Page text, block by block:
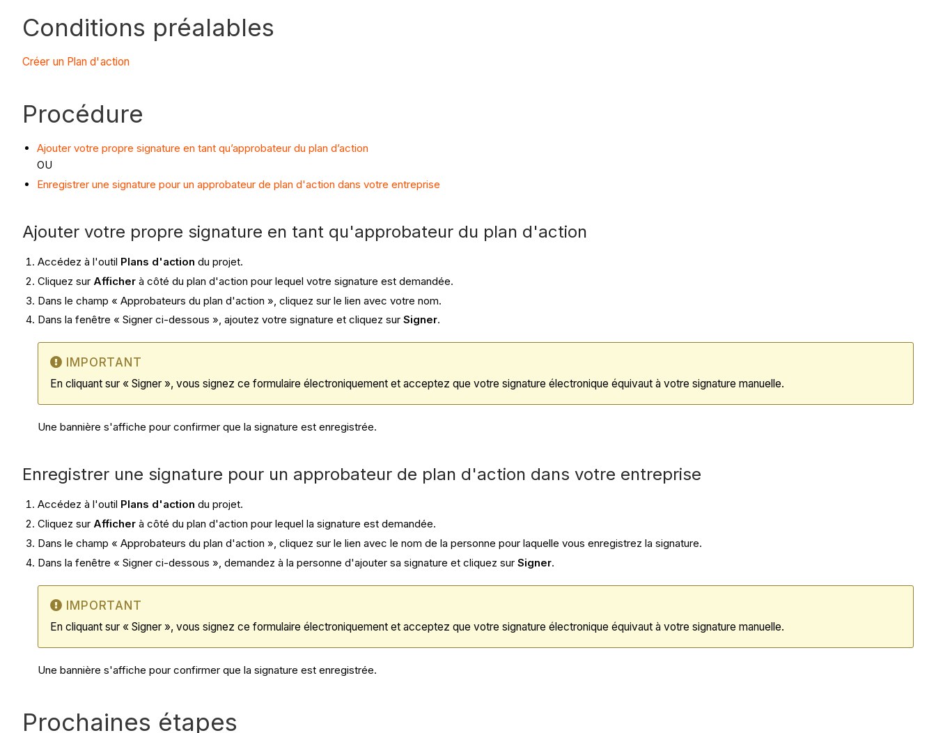
Conditions préalables
Créer un Plan d'action
Procédure
Ajouter votre propre signature en tant qu’approbateur du plan d’action
OU
Enregistrer une signature pour un approbateur de plan d'action dans votre entreprise
Ajouter votre propre signature en tant qu'approbateur du plan d'action
Accédez à l'outil Plans d'action du projet.
Cliquez sur Afficher à côté du plan d'action pour lequel votre signature est demandée.
Dans le champ « Approbateurs du plan d'action », cliquez sur le lien avec votre nom.
Dans la fenêtre « Signer ci-dessous », ajoutez votre signature et cliquez surSigner.
IMPORTANT
En cliquant sur « Signer », vous signez ce formulaire électroniquement et acceptez que votre signature électronique équivaut à votre signature manuelle.
Une bannière s'affiche pour confirmer que la signature est enregistrée.
Enregistrer une signature pour un approbateur de plan d'action dans votre entreprise
Accédez à l'outil Plans d'action du projet.
Cliquez sur Afficher à côté du plan d'action pour lequel la signature est demandée.
Dans le champ « Approbateurs du plan d'action », cliquez sur le lien avec le nom de la personne pour laquelle vous enregistrez la signature.
Dans la fenêtre « Signer ci-dessous », demandez à la personne d'ajouter sa signature et cliquez surSigner.
IMPORTANT
En cliquant sur « Signer », vous signez ce formulaire électroniquement et acceptez que votre signature électronique équivaut à votre signature manuelle.
Une bannière s'affiche pour confirmer que la signature est enregistrée.
Prochaines étapes